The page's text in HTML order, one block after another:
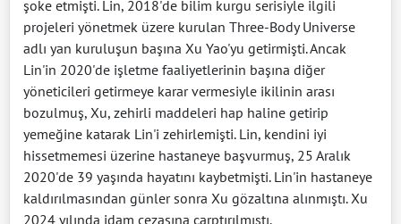
şoke etmişti. Lin, 2018'de bilim kurgu serisiyle ilgili
projeleri yönetmek üzere kurulan Three-Body Universe
adlı yan kuruluşun başına Xu Yao'yu getirmişti. Ancak
Lin'in 2020'de işletme faaliyetlerinin başına diğer
yöneticileri getirmeye karar vermesiyle ikilinin arası
bozulmuş, Xu, zehirli maddeleri hap haline getirip
yemeğine katarak Lin'i zehirlemişti. Lin, kendini iyi
hissetmemesi üzerine hastaneye başvurmuş, 25 Aralık
2020'de 39 yaşında hayatını kaybetmişti. Lin'in hastaneye
kaldırılmasından günler sonra Xu gözaltına alınmıştı. Xu
2024 yılında idam cezasına çarptırılmıştı.